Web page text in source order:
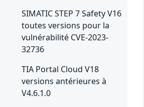
SIMATIC STEP 7 Safety V16
toutes versions pour la
vulnérabilité CVE-2023-
32736
TIA Portal Cloud V18
versions antérieures à
V4.6.1.0